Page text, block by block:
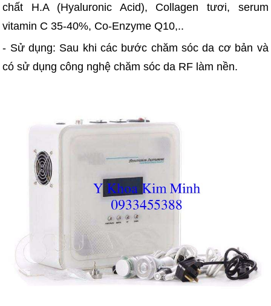
chất H.A (Hyaluronic Acid), Collagen tươi, serum
vitamin C 35-40%, Co-Enzyme Q10,..
- Sử dụng: Sau khi các bước chăm sóc da cơ bản và
có sử dụng công nghệ chăm sóc da RF làm nền.